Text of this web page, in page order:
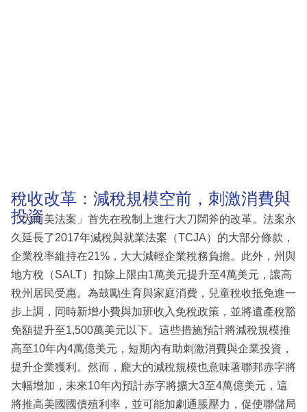
稅收改革：減稅規模空前，刺激消費與
投資
「大而美法案」首先在稅制上進行大刀闊斧的改革。法案永
久延長了2017年減稅與就業法案（TCJA）的大部分條款，
企業稅率維持在21%，大大減輕企業稅務負擔。此外，州與
地方稅（SALT）扣除上限由1萬美元提升至4萬美元，讓高
稅州居民受惠。為鼓勵生育與家庭消費，兒童稅收抵免進一
步上調，同時新增小費與加班收入免稅政策，並將遺產稅豁
免額提升至1,500萬美元以下。這些措施預計將減稅規模推
高至10年內4萬億美元，短期內有助刺激消費與企業投資，
提升企業獲利。然而，龐大的減稅規模也意味著聯邦赤字將
大幅增加，未來10年內預計赤字將擴大3至4萬億美元，這
將推高美國國債殖利率，並可能加劇通脹壓力，促使聯儲局